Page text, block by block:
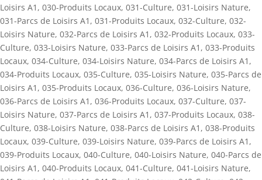
Loisirs A1 , 030-Produits Locaux, 031-Culture, 031-Loisirs Nature,
031-Parcs de Loisirs A1 , 031-Produits Locaux, 032-Culture, 032-
Loisirs Nature, 032-Parcs de Loisirs A1 , 032-Produits Locaux, 033-
Culture, 033-Loisirs Nature, 033-Parcs de Loisirs A1 , 033-Produits
Locaux, 034-Culture, 034-Loisirs Nature, 034-Parcs de Loisirs A1 ,
034-Produits Locaux, 035-Culture, 035-Loisirs Nature, 035-Parcs de
Loisirs A1 , 035-Produits Locaux, 036-Culture, 036-Loisirs Nature,
036-Parcs de Loisirs A1 , 036-Produits Locaux, 037-Culture, 037-
Loisirs Nature, 037-Parcs de Loisirs A1 , 037-Produits Locaux, 038-
Culture, 038-Loisirs Nature, 038-Parcs de Loisirs A1 , 038-Produits
Locaux, 039-Culture, 039-Loisirs Nature, 039-Parcs de Loisirs A1 ,
039-Produits Locaux, 040-Culture, 040-Loisirs Nature, 040-Parcs de
Loisirs A1 , 040-Produits Locaux, 041-Culture, 041-Loisirs Nature,